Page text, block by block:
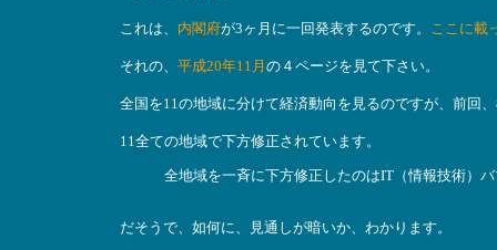
これは、 内閣府が3ヶ月に一回発表するのです。 ここに載
それの、 平成20年11月 の４ページを見て下さい。
全国を11の地域に分けて経済動向を見るのですが、前回
11全ての地域で下方修正されています。
全地域を一斉に下方修正したのはIT（情報技術）
だそうで、如何に、見通しが暗いか、わかります。